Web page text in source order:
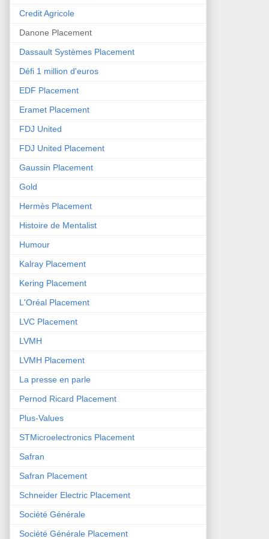
Credit Agricole
Danone Placement
Dassault Systèmes Placement
Défi 1 million d'euros
EDF Placement
Eramet Placement
FDJ United
FDJ United Placement
Gaussin Placement
Gold
Hermès Placement
Histoire de Mentalist
Humour
Kalray Placement
Kering Placement
L'Oréal Placement
LVC Placement
LVMH
LVMH Placement
La presse en parle
Pernod Ricard Placement
Plus-Values
STMicroelectronics Placement
Safran
Safran Placement
Schneider Electric Placement
Société Générale
Société Générale Placement